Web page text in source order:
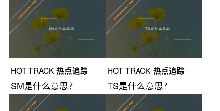
HOT TRACK 热点追踪
SM是什么意思？
HOT TRACK 热点追踪
TS是什么意思？